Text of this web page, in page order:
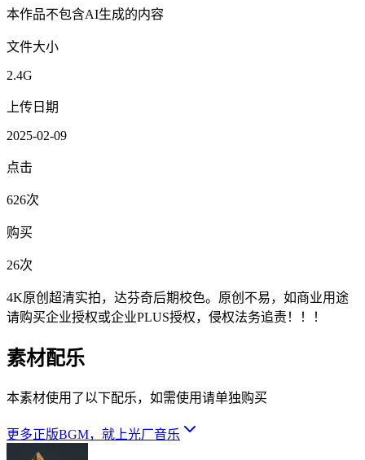
本作品不包含AI生成的内容
文件大小
2.4G
上传日期
2025-02-09
点击
626次
购买
26次
4K原创超清实拍，达芬奇后期校色。原创不易，如商业用途
请购买企业授权或企业PLUS授权，侵权法务追责！！！
素材配乐
本素材使用了以下配乐，如需使用请单独购买
更多正版BGM，就上光厂音乐